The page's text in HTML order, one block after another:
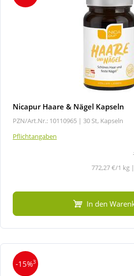
Nicapur Haare & Nägel Kapseln
PZN/Art.Nr.: 10110965 | 30 St, Kapseln
Pflichtangaben
772,27 €/1 kg
In den
-15%3